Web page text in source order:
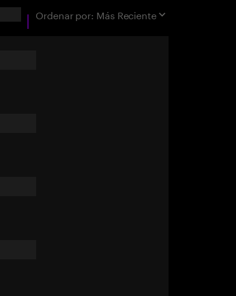
Ordenar por: Más Reciente